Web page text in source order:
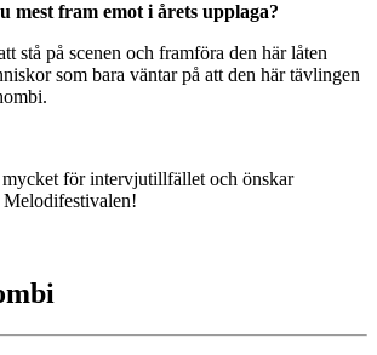
mest fram emot i årets upplaga?
stå på scenen och framföra den här låten
som bara väntar på att den här tävlingen
för intervjutillfället och önskar